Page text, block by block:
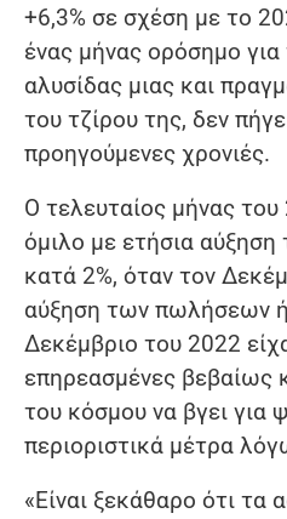
+6,3% σε σχέση με το
ένας μήνας ορόσημο
αλυσίδας μιας και
του τζίρου της, δεν
προηγούμενες χρονιές.
Ο τελευταίος μήνας του
όμιλο με ετήσια
κατά 2%, όταν τον
αύξηση των πωλήσεων
Δεκέμβριο του 2022
επηρεασμένες βεβαίως
του κόσμου να βγει για
περιοριστικά μέτρα
«Είναι ξεκάθαρο ότι τα